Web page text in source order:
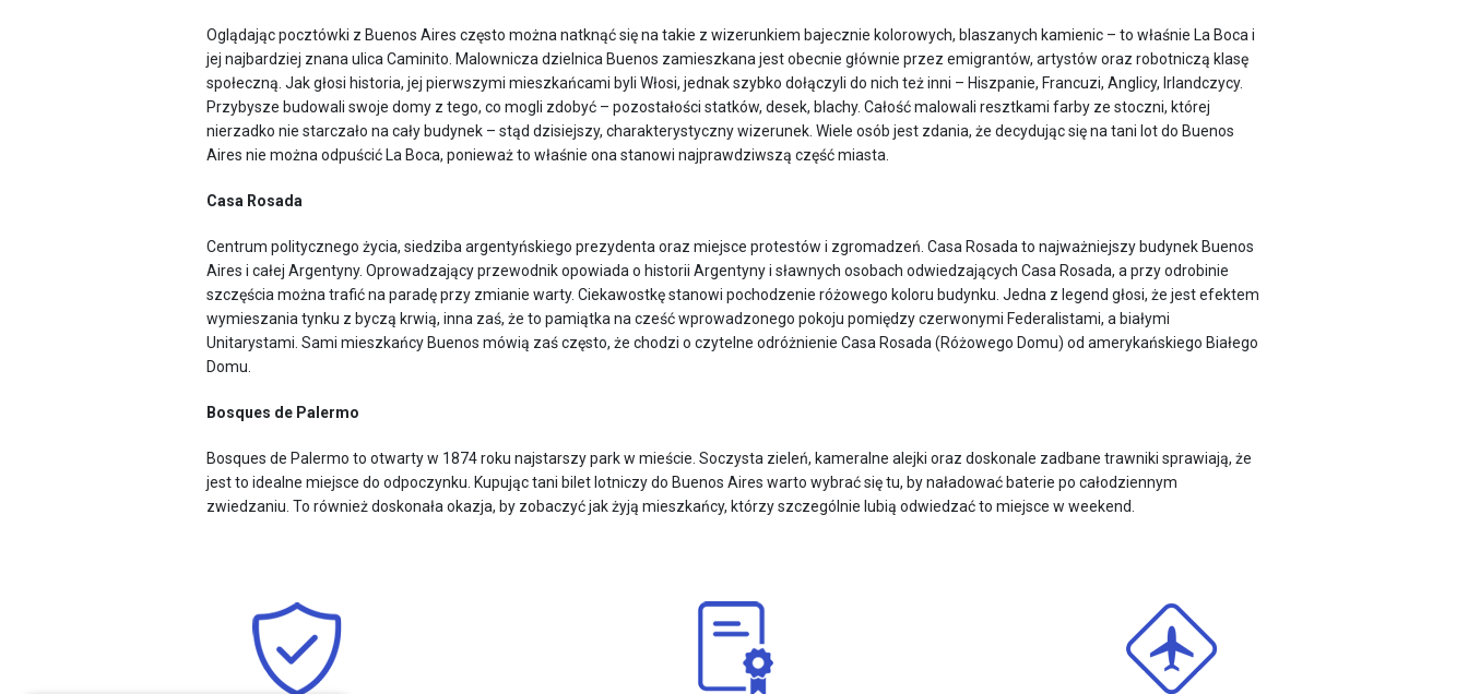
Oglądając pocztówki z Buenos Aires często można natknąć się na takie z wizerunkiem bajecznie kolorowych, blaszanych kamienic – to właśnie La Boca i
jej najbardziej znana ulica Caminito. Malownicza dzielnica Buenos zamieszkana jest obecnie głównie przez emigrantów, artystów oraz robotniczą klasę
społeczną. Jak głosi historia, jej pierwszymi mieszkańcami byli Włosi, jednak szybko dołączyli do nich też inni – Hiszpanie, Francuzi, Anglicy, Irlandczycy.
Przybysze budowali swoje domy z tego, co mogli zdobyć – pozostałości statków, desek, blachy. Całość malowali resztkami farby ze stoczni, której
nierzadko nie starczało na cały budynek – stąd dzisiejszy, charakterystyczny wizerunek. Wiele osób jest zdania, że decydując się na tani lot do Buenos
Aires nie można odpuścić La Boca, ponieważ to właśnie ona stanowi najprawdziwszą część miasta.
Casa Rosada
Centrum politycznego życia, siedziba argentyńskiego prezydenta oraz miejsce protestów i zgromadzeń. Casa Rosada to najważniejszy budynek Buenos
Aires i całej Argentyny. Oprowadzający przewodnik opowiada o historii Argentyny i sławnych osobach odwiedzających Casa Rosada, a przy odrobinie
szczęścia można trafić na paradę przy zmianie warty. Ciekawostkę stanowi pochodzenie różowego koloru budynku. Jedna z legend głosi, że jest efektem
wymieszania tynku z byczą krwią, inna zaś, że to pamiątka na cześć wprowadzonego pokoju pomiędzy czerwonymi Federalistami, a białymi
Unitarystami. Sami mieszkańcy Buenos mówią zaś często, że chodzi o czytelne odróżnienie Casa Rosada (Różowego Domu) od amerykańskiego Białego
Domu.
Bosques de Palermo
Bosques de Palermo to otwarty w 1874 roku najstarszy park w mieście. Soczysta zieleń, kameralne alejki oraz doskonale zadbane trawniki sprawiają, że
jest to idealne miejsce do odpoczynku. Kupując tani bilet lotniczy do Buenos Aires warto wybrać się tu, by naładować baterie po całodziennym
zwiedzaniu. To również doskonała okazja, by zobaczyć jak żyją mieszkańcy, którzy szczególnie lubią odwiedzać to miejsce w weekend.